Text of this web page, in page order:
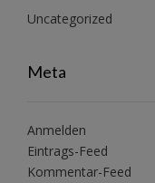
Uncategorized
Meta
Anmelden
Eintrags-Feed
Kommentar-Feed